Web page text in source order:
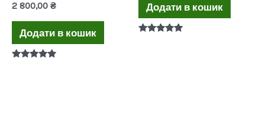
2 800,00 ₴
Додати в кошик
Додати в кошик